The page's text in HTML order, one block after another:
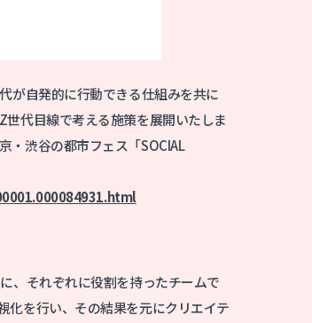
が自発的に行動できる仕組みを共に
Z世代目線で考える施策を展開いたしま
・渋谷の都市フェス「SOCIAL
、それぞれに役割を持ったチームで
化を行い、その結果を元にクリエイテ